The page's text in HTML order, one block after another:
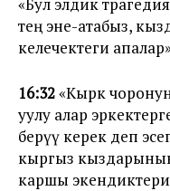
тең эне-атабыз,
келечектеги
16:32«Кырк
уулу алар
берүү керек деп
кыргыз
каршы